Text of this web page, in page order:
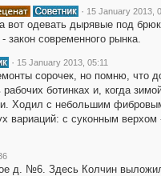
· 15 January 2013,
вот одевать дырявые под
закон современного рынка.
· 15 January 2013, 05:11
сорочек, но помню, что
ботинках и, когда
Ходил с небольшим
вариаций: с суконным верхом
д. №6. Здесь Колчин